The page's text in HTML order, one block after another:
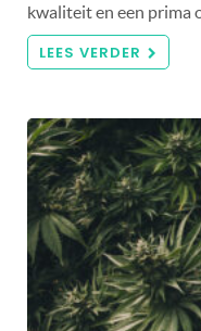
kwaliteit en een prima
LEES VERDER